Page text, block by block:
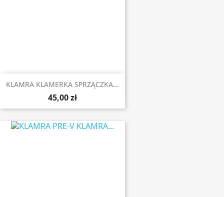
KLAMRA KLAMERKA SPRZĄCZKA...
45,00 zł